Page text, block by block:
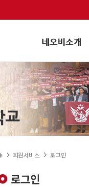
회원서비스 로그인
로그인